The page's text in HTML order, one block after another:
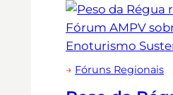
→ Fóruns Regionais